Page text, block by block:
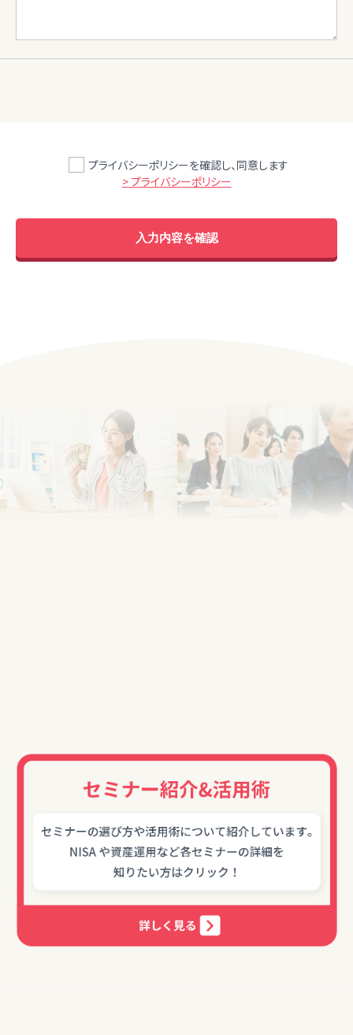
プライバシーポリシーを確認し、同意します
> プライバシーポリシー
入力内容を確認